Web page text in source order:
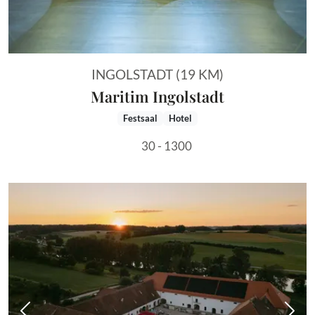
INGOLSTADT (19 KM)
Maritim Ingolstadt
Festsaal Hotel
30 - 1300